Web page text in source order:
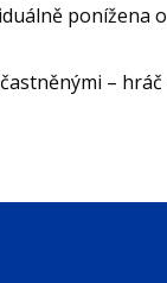
ponížena
–